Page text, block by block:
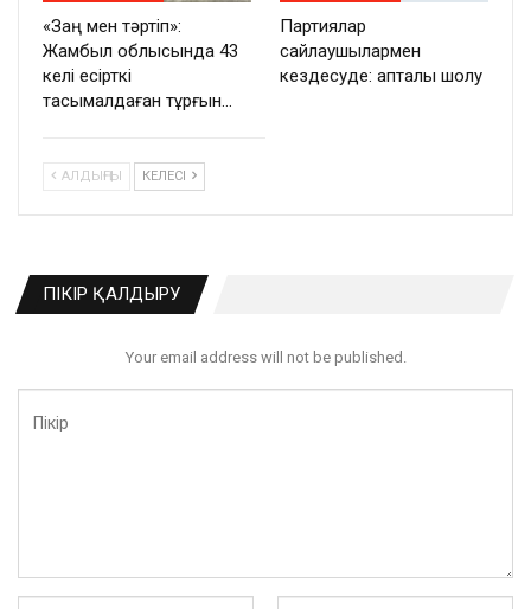
«Заң мен тәртіп»:
Жамбыл облысында 43
келі есірткі
тасымалдаған тұрғын…
Партиялар
сайлаушылармен
кездесуде: апталық шолу
АЛДЫҢҒЫ КЕЛЕСІ
ПІКІР ҚАЛДЫРУ
Your email address will not be published.